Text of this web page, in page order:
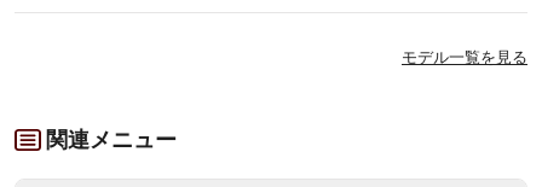
モデル一覧を見る
関連メニュー